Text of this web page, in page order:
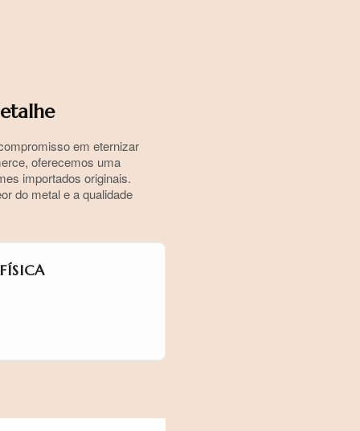
em eternizar
oferecemos uma
importados originais.
do metal e a qualidade